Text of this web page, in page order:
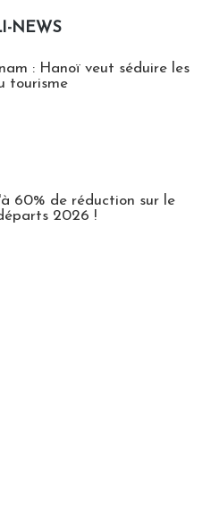
NEWS
: Hanoï veut séduire les
tourisme
60% de réduction sur le
2026 !